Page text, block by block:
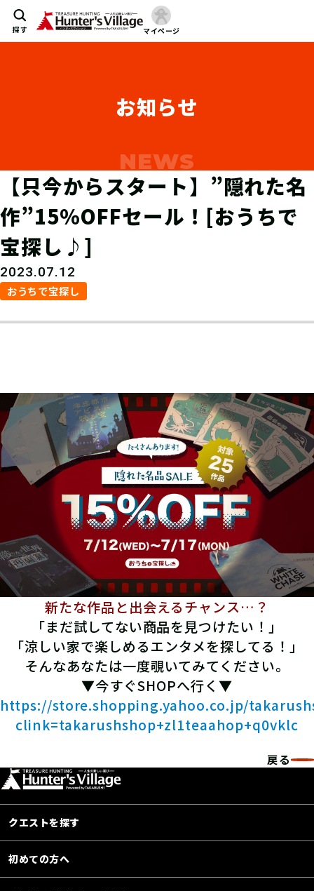
探す マイページ
お知らせ
【只今からスタート】”隠れた名
作”15％OFFセール！[おうちで
宝探し♪]
2023.07.12
おうちで宝探し
新たな作品と出会えるチャンス…？
「まだ試してない商品を見つけたい！」
「涼しい家で楽しめるエンタメを探してる！」
そんなあなたは一度覗いてみてください。
▼今すぐSHOPへ行く▼
https://store.shopping.yahoo.co.jp/
clink=takarushshop+zl1teaahop+q0vklc
戻る
クエストを探す
初めての方へ